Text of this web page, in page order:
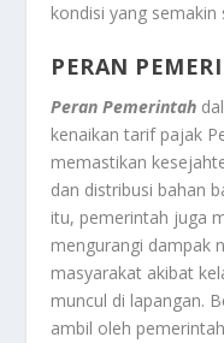
kondisi yang semakin
PERAN
Peran Pemerintah
kenaikan tarif pajak
memastikan
dan distribusi bahan
itu, pemerintah juga
mengurangi dampak
masyarakat akibat
muncul di lapangan.
ambil oleh